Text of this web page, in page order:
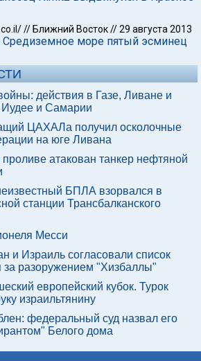
// Ближний Восток//29 августа 2013
море пятый эсминец
действия в Газе, Ливане и
и Самарии
ЦАХАЛа получил осколочные
на юге Ливана
атакован танкер нефтяной
БПЛА взорвался в
станции Трансбалканского
Месси
и Израиль согласовали список
за разоружением "Хизбаллы"
европейский кубок. Турок
израильтянину
федеральный суд назвал его
Белого дома